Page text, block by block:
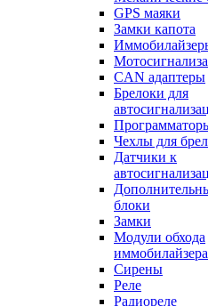
GPS маяки
Замки капота
CAN адаптеры
Брелоки для
Чехлы для
Датчики к
блоки
Замки
Модули обхода
иммобилайзера
Сирены
Реле
Радиореле